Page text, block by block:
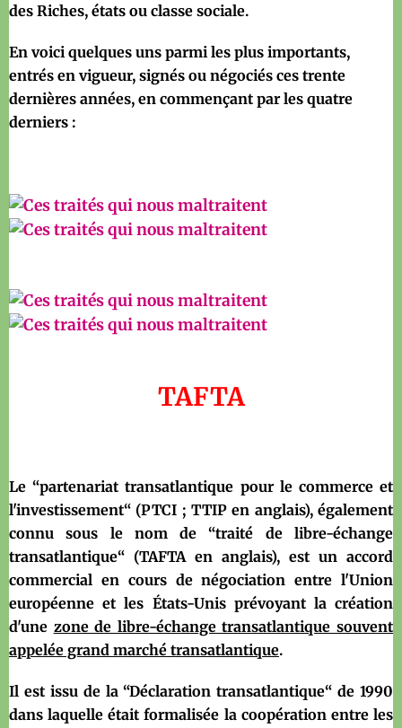
des Riches, états ou classe sociale.
En voici quelques uns parmi les plus importants,
entrés en vigueur, signés ou négociés ces trente
dernières années, en commençant par les quatre
derniers :
TAFTA
Le “partenariat transatlantique pour le commerce et
l'investissement“ (PTCI ; TTIP en anglais), également
connu sous le nom de “traité de libre-échange
transatlantique“ (TAFTA en anglais), est un accord
commercial en cours de négociation entre l'Union
européenne et les États-Unis prévoyant la création
d'une zone de libre-échange transatlantique souvent
appelée grand marché transatlantique.
Il est issu de la “Déclaration transatlantique“ de 1990
dans laquelle était formalisée la coopération entre les